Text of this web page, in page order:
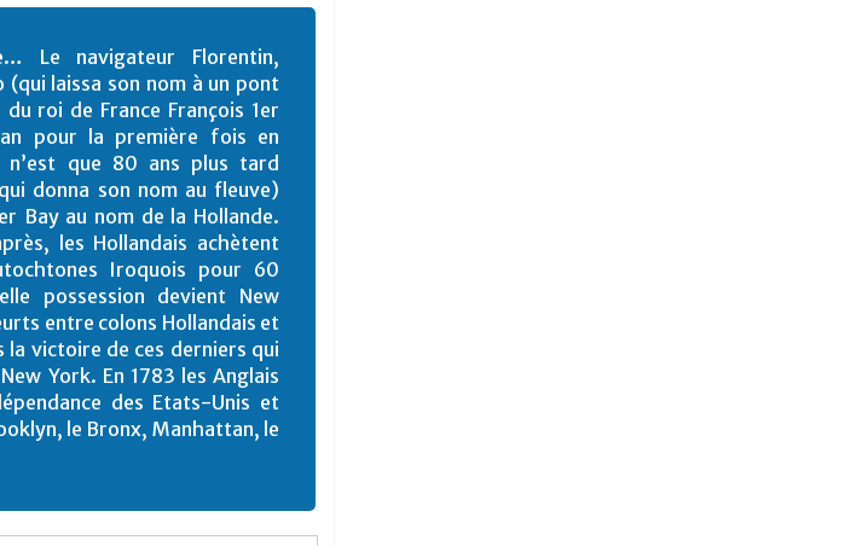
Le navigateur Florentin,
(qui laissa son nom à un pont
du roi de France François 1er
pour la première fois en
n’est que 80 ans plus tard
donna son nom au fleuve)
Bay au nom de la Hollande.
les Hollandais achètent
Iroquois pour 60
possession devient New
entre colons Hollandais et
la victoire de ces derniers qui
York. En 1783 les Anglais
des Etats-Unis et
le Bronx, Manhattan, le